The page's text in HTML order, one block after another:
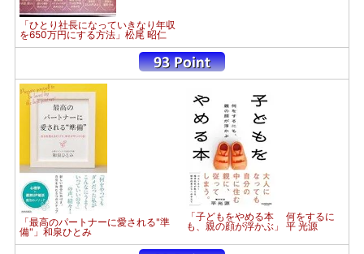
「ひとり社長になっていきなり年収
を650万円にする方法」松尾 昭仁
「最高のパートナーに愛される"準
備"」和泉ひとみ
「子どもをやめる本 何をするに
も、親の顔が浮かぶ」 平 光源